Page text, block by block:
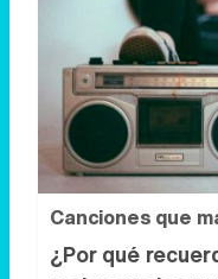
Canciones que
¿Por qué
mejor que las